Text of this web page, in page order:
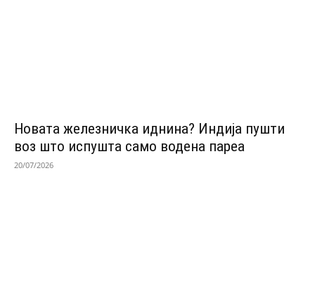
Новата железничка иднина? Индија пушти
воз што испушта само водена пареа
20/07/2026